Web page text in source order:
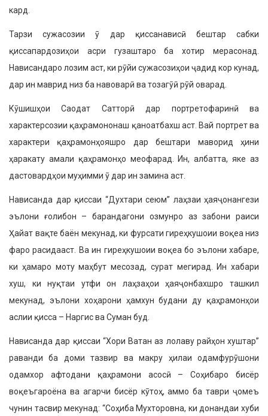
кард.
Тарзи сужасозии ӯ дар қиссанависӣ бештар сабки
қиссапардозиҳои асри гузаштаро ба хотир мерасонад.
Нависандаро лозим аст, ки рӯйи сужасозиҳои ҷадид кор кунад,
дар ин маврид низ ба навоварӣ ва тозагӯӣ рӯй оварад.
Кӯшишҳои Саодат Сатторӣ дар портретофаринӣ ва
характерсозии қаҳрамононаш қаноатбахш аст. Вай портрет ва
характери қаҳрамонҳояшро дар бештари маворид ҳини
ҳаракату амали қаҳрамонҳо меофарад. Ин, албатта, яке аз
дастовардҳои муҳимми ӯ дар ин замина аст.
Нависанда дар қиссаи “Духтари сеюм” лаҳзаи ҳаяҷонангези
эълони ғолибон – барандагони озмунро аз забони раиси
Ҳайат вақте баён мекунад, ки фурсати гиреҳкушоии воқеа низ
фаро расидааст. Ва ин гиреҳкушоии воқеа бо эълони хабаре,
ки ҳамаро моту маҳбут месозад, сурат мегирад. Ин хабари
хуш, ки нуқтаи утфи он лаҳзаҳои ҳаяҷонбахшро ташкил
мекунад, эълони хоҳарони ҳамхун будани ду қаҳрамонҳои
аслии қисса – Наргис ва Суман буд.
Нависанда дар қиссаи “Хори Ватан аз лолаву райҳон хуштар”
раванди ба доми тазвир ва макру ҳилаи одамфурӯшони
одамхор афтодани қаҳрамони асосӣ – Соҳибаро бисёр
воқеъгароёна ва агарчи бисёр кӯтоҳ, аммо ба таври ҷомеъ
чунин тасвир мекунад: “Соҳиба Мухторовна, ки донандаи хуби